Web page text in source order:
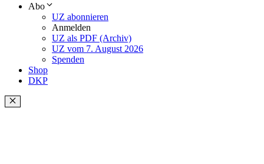
Abo
UZ abonnieren
Anmelden
UZ als PDF (Archiv)
UZ vom 7. August 2026
Spenden
Shop
DKP
Schließen